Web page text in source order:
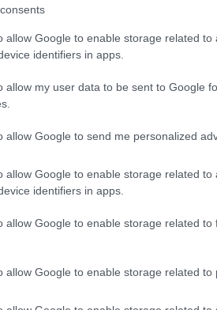
allow Google to enable storage related to
identifiers in apps.
allow my user data to be sent to Google
allow Google to send me personalized
allow Google to enable storage related to
identifiers in apps.
allow Google to enable storage related to
allow Google to enable storage related to
Η οινοβιομηχανία της
που ακολουθήθηκε από
αμπελιών. Οι έντονες
ωίδιο που κατατρώει τα
λόγω μιας ιστορικά
είπε ο Ollat.
γίνεται τρεις
πολλά που πρέπει
εξαγωγές κρασιού και
στη γαλλική